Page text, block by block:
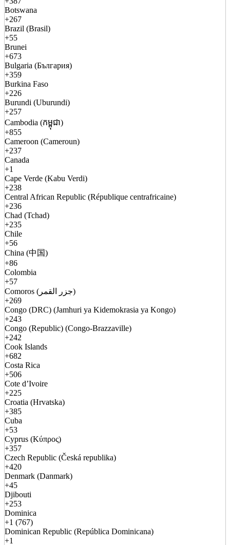
Botswana
+267
Brazil (Brasil)
+55
Brunei
+673
Bulgaria (България)
+359
Burkina Faso
+226
Burundi (Uburundi)
+257
Cambodia (កម្ពុជា)
+855
Cameroon (Cameroun)
+237
Canada
+1
Cape Verde (Kabu Verdi)
+238
Central African Republic (République centrafricaine)
+236
Chad (Tchad)
+235
Chile
+56
China (中国)
+86
Colombia
+57
Comoros (جزر القمر)
+269
Congo (DRC) (Jamhuri ya Kidemokrasia ya Kongo)
+243
Congo (Republic) (Congo-Brazzaville)
+242
Cook Islands
+682
Costa Rica
+506
Cote d’Ivoire
+225
Croatia (Hrvatska)
+385
Cuba
+53
Cyprus (Κύπρος)
+357
Czech Republic (Česká republika)
+420
Denmark (Danmark)
+45
Djibouti
+253
Dominica
+1 (767)
Dominican Republic (República Dominicana)
+1